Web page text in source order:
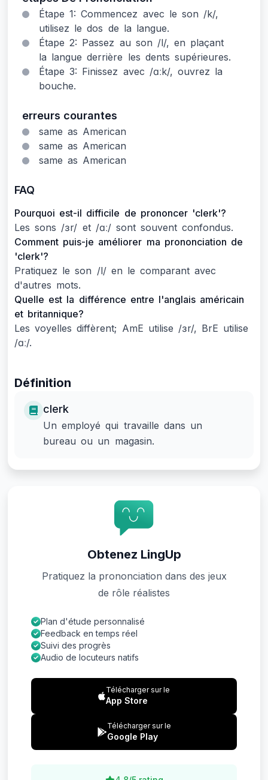
Étape 1: Commencez avec le son /k/,
utilisez le dos de la langue.
Étape 2: Passez au son /l/, en plaçant
la langue derrière les dents supérieures.
Étape 3: Finissez avec /ɑːk/, ouvrez la
bouche.
erreurs courantes
same as American
same as American
same as American
FAQ
Pourquoi est-il difficile de prononcer 'clerk'?
Les sons /ɜr/ et /ɑː/ sont souvent confondus.
Comment puis-je améliorer ma prononciation de
'clerk'?
Pratiquez le son /l/ en le comparant avec
d'autres mots.
Quelle est la différence entre l'anglais américain
et britannique?
Les voyelles diffèrent; AmE utilise /ɜr/, BrE utilise
/ɑː/.
Définition
clerk
Un employé qui travaille dans un
bureau ou un magasin.
Obtenez LingUp
Pratiquez la prononciation dans des jeux
de rôle réalistes
Plan d'étude personnalisé
Feedback en temps réel
Suivi des progrès
Audio de locuteurs natifs
Télécharger sur le
App Store
Télécharger sur le
Google Play